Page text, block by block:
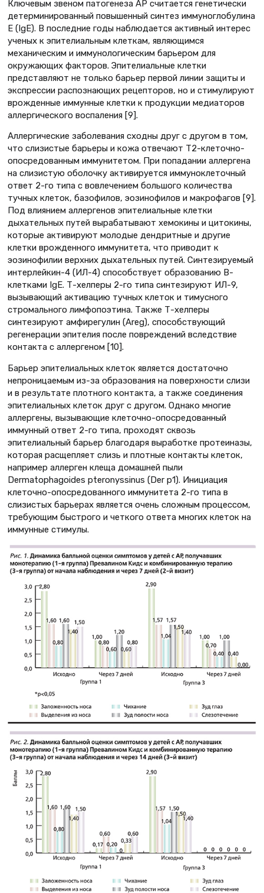
Ключевым звеном патогенеза АР считается генетически
детерминированный повышенный синтез иммуноглобулина
Е (IgЕ). В последние годы наблюдается активный интерес
ученых к эпителиальным клеткам, являющимся
механическим и иммунологическим барьером для
окружающих факторов. Эпителиальные клетки
представляют не только барьер первой линии защиты и
экспрессии распознающих рецепторов, но и стимулируют
врожденные иммунные клетки к продукции медиаторов
аллергического воспаления [9].
Аллергические заболевания сходны друг с другом в том,
что слизистые барьеры и кожа отвечают Т2-клеточно-
опосредованным иммунитетом. При попадании аллергена
на слизистую оболочку активируется иммуноклеточный
ответ 2-го типа с вовлечением большого количества
тучных клеток, базофилов, эозинофилов и макрофагов [9].
Под влиянием аллергенов эпителиальные клетки
дыхательных путей вырабатывают хемокины и цитокины,
которые активируют молодые дендритные и другие
клетки врожденного иммунитета, что приводит к
эозинофилии верхних дыхательных путей. Синтезируемый
интерлейкин-4 (ИЛ-4) способствует образованию В-
клетками IgЕ. Т-хелперы 2-го типа синтезируют ИЛ-9,
вызывающий активацию тучных клеток и тимусного
стромального лимфопоэтина. Также Т-хелперы
синтезируют амфирегулин (Areg), способствующий
регенерации эпителия после повреждений вследствие
контакта с аллергеном [10].
Барьер эпителиальных клеток является достаточно
непроницаемым из-за образования на поверхности слизи
и в результате плотного контакта, а также соединения
эпителиальных клеток друг с другом. Однако многие
аллергены, вызывающие клеточно-опосредованный
иммунный ответ 2-го типа, проходят сквозь
эпителиальный барьер благодаря выработке протеиназы,
которая расщепляет слизь и плотные контакты клеток,
например аллерген клеща домашней пыли
Dermatophagoides pteronyssinus (Der p1). Инициация
клеточно-опосредованного иммунитета 2-го типа в
слизистых барьерах является очень сложным процессом,
требующим быстрого и четкого ответа многих клеток на
иммунные стимулы.